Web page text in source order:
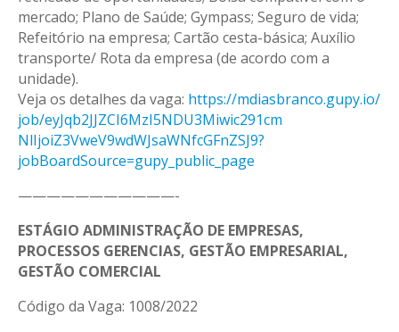
mercado; Plano de Saúde; Gympass; Seguro de vida;
Refeitório na empresa; Cartão cesta-básica; Auxílio
transporte/ Rota da empresa (de acordo com a
unidade).
Veja os detalhes da vaga: https://mdiasbranco.gupy.io/
job/eyJqb2JJZCI6MzI5NDU3Miwic291cm
NlIjoiZ3VweV9wdWJsaWNfcGFnZSJ9?
jobBoardSource=gupy_public_ page
———————————-
ESTÁGIO ADMINISTRAÇÃO DE EMPRESAS,
PROCESSOS GERENCIAS, GESTÃO EMPRESARIAL,
GESTÃO COMERCIAL
Código da Vaga: 1008/2022